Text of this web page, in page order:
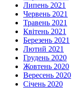
Липень 2021
Червень 2021
Травень 2021
Квітень 2021
Березень 2021
Лютий 2021
Грудень 2020
Жовтень 2020
Вересень 2020
Січень 2020